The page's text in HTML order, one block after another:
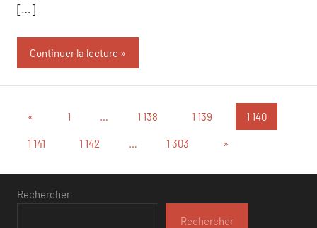
[…]
Continuer la lecture
Pagination
des
publications
« Publications
1 … 1 138 1 139 1 140
1 141 1 142 … 1 303
Articles
»
Rechercher
Rechercher